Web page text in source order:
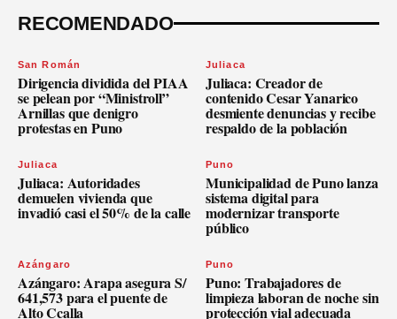
RECOMENDADO
San Román
Dirigencia dividida del PIAA
se pelean por “Ministroll”
Arnillas que denigro
protestas en Puno
Juliaca
Juliaca: Creador de
contenido Cesar Yanarico
desmiente denuncias y recibe
respaldo de la población
Juliaca
Juliaca: Autoridades
demuelen vivienda que
invadió casi el 50% de la calle
Puno
Municipalidad de Puno lanza
sistema digital para
modernizar transporte
público
Azángaro
Azángaro: Arapa asegura S/
641,573 para el puente de
Alto Ccalla
Puno
Puno: Trabajadores de
limpieza laboran de noche sin
protección vial adecuada